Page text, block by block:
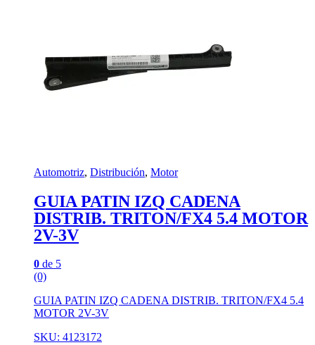
Automotriz, Distribución, Motor
GUIA PATIN IZQ CADENA
DISTRIB. TRITON/FX4 5.4 MOTOR
2V-3V
0 de 5
(0)
GUIA PATIN IZQ CADENA DISTRIB. TRITON/FX4 5.4
MOTOR 2V-3V
SKU: 4123172